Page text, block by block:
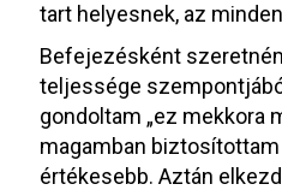
tart helyesnek, az
Befejezésként
teljessége
gondoltam „ez mekkora
magamban
értékesebb. Aztán